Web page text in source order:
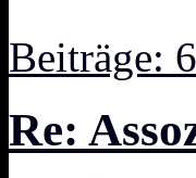
Beiträge:
Re: